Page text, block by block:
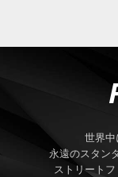
世界中
永遠のスタン
ストリート